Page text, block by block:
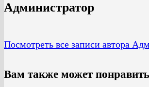
Администратор
Посмотреть все записи автора
Вам также может